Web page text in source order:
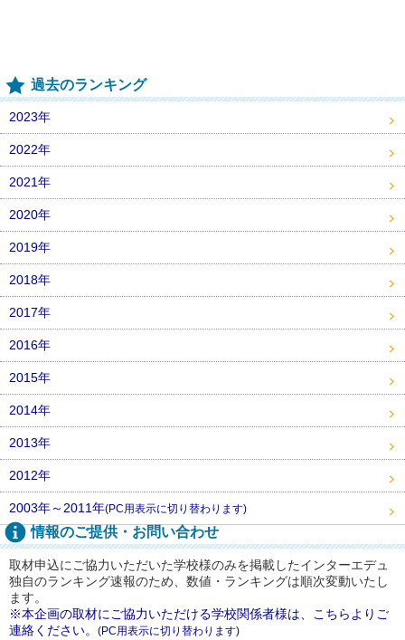
過去のランキング
2023年
2022年
2021年
2020年
2019年
2018年
2017年
2016年
2015年
2014年
2013年
2012年
2003年～2011年(PC用表示に切り替わります)
情報のご提供・お問い合わせ
取材申込にご協力いただいた学校様のみを掲載したインターエデュ
独自のランキング速報のため、数値・ランキングは順次変動いたし
ます。
※本企画の取材にご協力いただける学校関係者様は、こちらよりご
連絡ください。 (PC用表示に切り替わります)